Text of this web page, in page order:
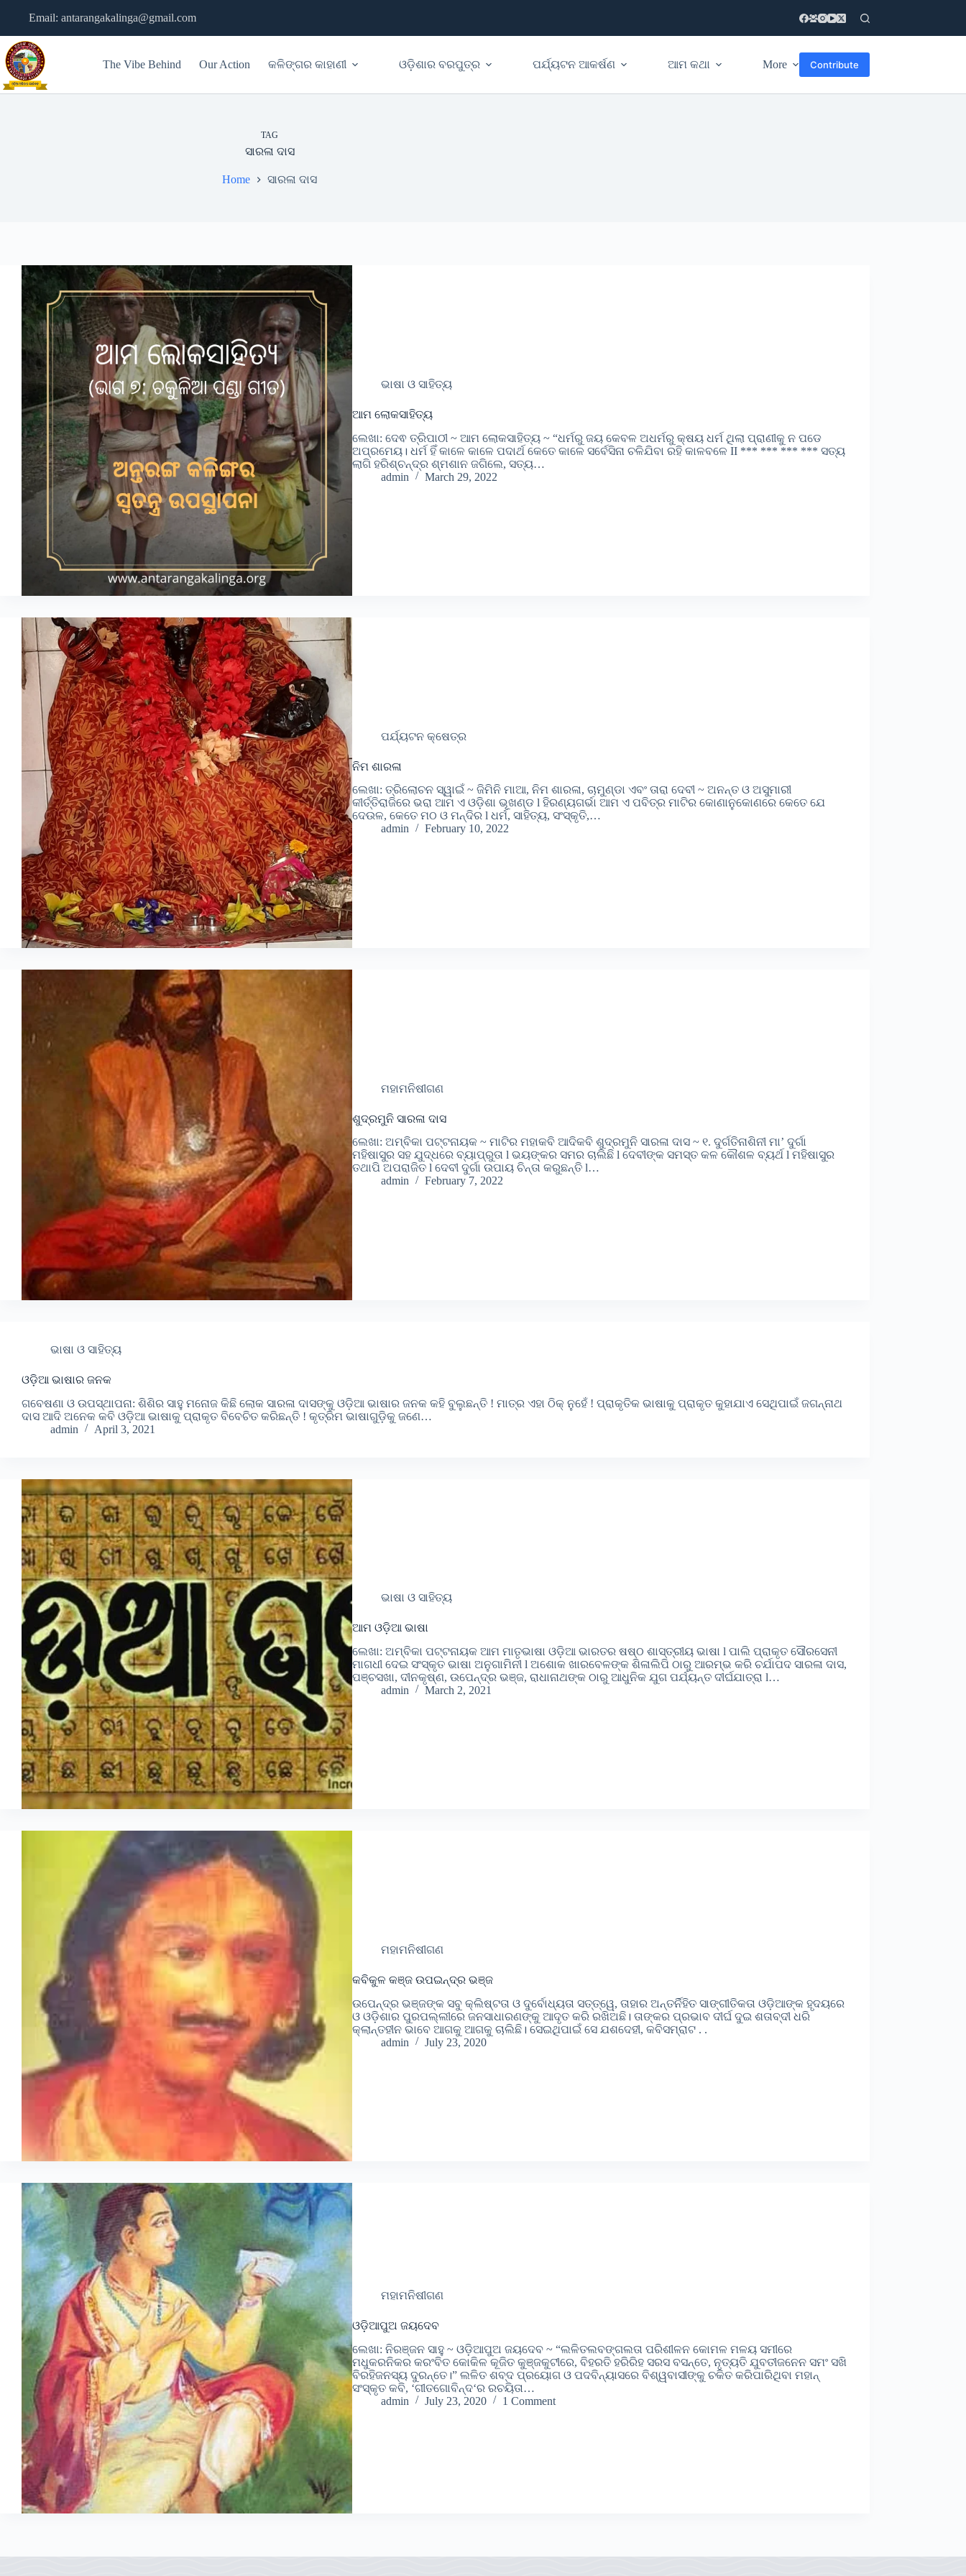
Email: antarangakalinga@gmail.com
The Vibe Behind Our Action କଳିଙ୍ଗର କାହାଣୀ ଓଡ଼ିଶାର ବରପୁତ୍ର ପର୍ଯ୍ୟଟନ ଆକର୍ଷଣ ଆମ କଥା More Contribute
TAG
ସାରଳା ଦାସ
Home ସାରଳା ଦାସ
ଭାଷା ଓ ସାହିତ୍ୟ
ଆମ ଲୋକସାହିତ୍ୟ
ଲେଖା: ଦେଵ ତ୍ରିପାଠୀ ~ ଆମ ଲୋକସାହିତ୍ୟ ~ “ଧର୍ମରୁ ଜୟ କେବଳ ଅଧର୍ମରୁ କ୍ଷୟ ଧର୍ମ ଥିଲା ପ୍ରାଣୀକୁ ନ ପଡେ
ଅପ୍ରମେୟ। ଧର୍ମ ହିଁ କାଳେ କାଳେ ପଦାର୍ଥ କେତେ କାଳେ ସର୍ବେସିନା ଚଳିଯିବା ରହି କାଳବଳେ II *** *** *** *** ସତ୍ୟ
ଲାଗି ହରିଶ୍ଚନ୍ଦ୍ର ଶ୍ମଶାନ ଜଗିଲେ, ସତ୍ୟ…
admin
March 29, 2022
ପର୍ଯ୍ୟଟନ କ୍ଷେତ୍ର
ନିମ ଶାରଳା
ଲେଖା: ତ୍ରିଲୋଚନ ସ୍ୱାଇଁ ~ ଜିମିନି ମାଆ, ନିମ ଶାରଳା, ଚାମୁଣ୍ଡା ଏବଂ ତାରା ଦେବୀ ~ ଅନନ୍ତ ଓ ଅସୁମାରୀ
କୀର୍ତ୍ତିରାଜିରେ ଭରା ଆମ ଏ ଓଡ଼ିଶା ଭୂଖଣ୍ଡ l ହିରଣ୍ୟଗର୍ଭା ଆମ ଏ ପବିତ୍ର ମାଟିର କୋଣାନୁକୋଣରେ କେତେ ଯେ
ଦେଉଳ, କେତେ ମଠ ଓ ମନ୍ଦିର l ଧର୍ମ, ସାହିତ୍ୟ, ସଂସ୍କୃତି,…
admin
February 10, 2022
ମହାମନିଷୀଗଣ
ଶୁଦ୍ରମୁନି ସାରଳା ଦାସ
ଲେଖା: ଅମ୍ବିକା ପଟ୍ଟନାୟକ ~ ମାଟିର ମହାକବି ଆଦିକବି ଶୁଦ୍ରମୁନି ସାରଳା ଦାସ ~ ୧. ଦୁର୍ଗତିନାଶିନୀ ମା’ ଦୁର୍ଗା
ମହିଷାସୁର ସହ ଯୁଦ୍ଧରେ ବ୍ୟାପ୍ରୁତା l ଭୟଙ୍କର ସମର ଚାଲିଛି l ଦେବୀଙ୍କ ସମସ୍ତ କଳ କୌଶଳ ବ୍ୟର୍ଥ l ମହିଷାସୁର
ତଥାପି ଅପରାଜିତ l ଦେବୀ ଦୁର୍ଗା ଉପାୟ ଚିନ୍ତା କରୁଛନ୍ତି l…
admin
February 7, 2022
ଭାଷା ଓ ସାହିତ୍ୟ
ଓଡ଼ିଆ ଭାଷାର ଜନକ
ଗବେଷଣା ଓ ଉପସ୍ଥାପନା: ଶିଶିର ସାହୁ ମନୋଜ କିଛି ଲୋକ ସାରଳା ଦାସଙ୍କୁ ଓଡ଼ିଆ ଭାଷାର ଜନକ କହି ବୁଲୁଛନ୍ତି ! ମାତ୍ର ଏହା ଠିକ୍ ନୁହେଁ ! ପ୍ରାକୃତିକ ଭାଷାକୁ ପ୍ରାକୃତ କୁହାଯାଏ ସେଥିପାଇଁ ଜଗନ୍ନାଥ
ଦାସ ଆଦି ଅନେକ କବି ଓଡ଼ିଆ ଭାଷାକୁ ପ୍ରାକୃତ ବିବେଚିତ କରିଛନ୍ତି ! କୃତ୍ରିମ ଭାଷାଗୁଡ଼ିକୁ ଜଣେ…
admin
April 3, 2021
ଭାଷା ଓ ସାହିତ୍ୟ
ଆମ ଓଡ଼ିଆ ଭାଷା
ଲେଖା: ଅମ୍ବିକା ପଟ୍ଟନାୟକ ଆମ ମାତୃଭାଷା ଓଡ଼ିଆ ଭାରତର ଷଷ୍ଠ ଶାସ୍ତ୍ରୀୟ ଭାଷା l ପାଲି ପ୍ରାକୃତ ସୌରସେନୀ
ମାଗଧୀ ଦେଇ ସଂସ୍କୃତ ଭାଷା ଅନୁଗାମିନୀ l ଅଶୋକ ଖାରବେଳଙ୍କ ଶିଳାଲିପି ଠାରୁ ଆରମ୍ଭ କରି ଚର୍ଯାପଦ ସାରଳା ଦାସ,
ପଞ୍ଚସଖା, ଦୀନକୃଷ୍ଣ, ଉପେନ୍ଦ୍ର ଭଞ୍ଜ, ରାଧାନାଥଙ୍କ ଠାରୁ ଆଧୁନିକ ଯୁଗ ପର୍ଯ୍ୟନ୍ତ ଦୀର୍ଘଯାତ୍ରା l…
admin
March 2, 2021
ମହାମନିଷୀଗଣ
କବିକୁଳ କଞ୍ଜ ଉପଇନ୍ଦ୍ର ଭଞ୍ଜ
ଉପେନ୍ଦ୍ର ଭଞ୍ଜଙ୍କ ସବୁ କ୍ଲିଷ୍ଟତା ଓ ଦୁର୍ବୋଧ୍ୟତା ସତ୍ତ୍ୱେ, ତାହାର ଅନ୍ତର୍ନିହିତ ସାଙ୍ଗୀତିକତା ଓଡ଼ିଆଙ୍କ ହୃଦୟରେ
ଓ ଓଡ଼ିଶାର ପୁରପଲ୍ଲୀରେ ଜନସାଧାରଣଙ୍କୁ ଆଦୃତ କରି ରଖିଅଛି। ତାଙ୍କର ପ୍ରଭାବ ଦୀର୍ଘ ଦୁଇ ଶତାବ୍ଦୀ ଧରି
କ୍ଲାନ୍ତହୀନ ଭାବେ ଆଗକୁ ଆଗକୁ ଚାଲିଛି। ସେଇଥିପାଇଁ ସେ ଯଶଦେହୀ, କବିସମ୍ରାଟ . .
admin
July 23, 2020
ମହାମନିଷୀଗଣ
ଓଡ଼ିଆପୁଅ ଜୟଦେବ
ଲେଖା: ନିରଞ୍ଜନ ସାହୁ ~ ଓଡ଼ିଆପୁଅ ଜୟଦେବ ~ “ଲଳିତଲବଙ୍ଗଲତା ପରିଶୀଳନ କୋମଳ ମଳୟ ସମୀରେ
ମଧୁକରନିକର କର‍ଂବିତ କୋକିଳ କୂଜିତ କୁଞ୍ଜକୁଟୀରେ, ବିହରତି ହରିରିହ ସରସ ବସନ୍ତେ, ନୃତ୍ୟତି ଯୁବତୀଜନେନ ସମଂ ସଖି
ବିରହିଜନସ୍ୟ ଦୁରନ୍ତେ।” ଲଳିତ ଶବ୍ଦ ପ୍ରୟୋଗ ଓ ପଦବିନ୍ୟାସରେ ବିଶ୍ୱବାସୀଙ୍କୁ ଚକିତ କରିପାରିଥିବା ମହାନ୍
ସଂସ୍କୃତ କବି, ‘ଗୀତଗୋବିନ୍ଦ‘ର ରଚୟିତା…
admin
July 23, 2020 1 Comment